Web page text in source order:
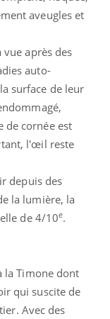
aveugles et
vue après des
auto-
surface de leur
de cornée est
l'œil reste
depuis des
la lumière, la
de 4/10e.
la Timone dont
qui suscite de
Avec des